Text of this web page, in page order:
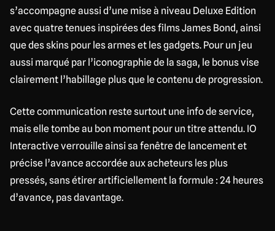
s’accompagne aussi d’une mise à niveau Deluxe Edition
avec quatre tenues inspirées des films James Bond, ainsi
que des skins pour les armes et les gadgets. Pour un jeu
aussi marqué par l’iconographie de la saga, le bonus vise
clairement l’habillage plus que le contenu de progression.
Cette communication reste surtout une info de service,
mais elle tombe au bon moment pour un titre attendu. IO
Interactive verrouille ainsi sa fenêtre de lancement et
précise l’avance accordée aux acheteurs les plus
pressés, sans étirer artificiellement la formule : 24 heures
d’avance, pas davantage.